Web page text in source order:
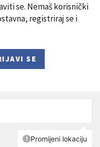
se. Nemaš korisnički
registriraj se i
SE